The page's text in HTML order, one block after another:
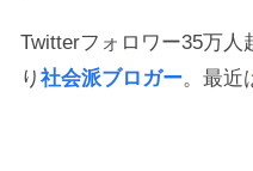
Twitterフォロワー35万
り 社会派ブロガー。最近